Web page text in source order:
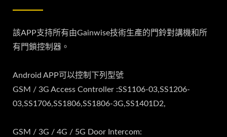
該APP支持所有由Gainwise技術生產的門鈴對講機和所
有門鎖控制器。
Android APP可以控制下列型號
GSM / 3G Access Controller :SS1106-03,SS1206-
03,SS1706,SS1806,SS1806-3G,SS1401D2,
GSM / 3G / 4G / 5G Door Intercom: